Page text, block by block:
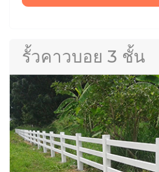
รั้วคาวบอย 3 ชั้น